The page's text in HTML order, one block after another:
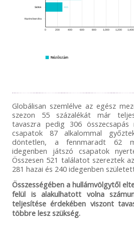
0 200 400 600 800 1,000 1,200 1,400
Siófok
Kazincbarcika
Nézőszám
Globálisan szemlélve az egész
szezon 55 százalékát már
tavaszra pedig 306
csapatok 87 alkalommal
döntetlen, a fennmaradt 62
idegenben játszó csapatok
Összesen 521 találatot szereztek
281 hazai és 240 idegenben
Összességében a hullámvölgytől
felül is alakulhatott volna
teljesítése érdekében viszont
többre lesz szükség.